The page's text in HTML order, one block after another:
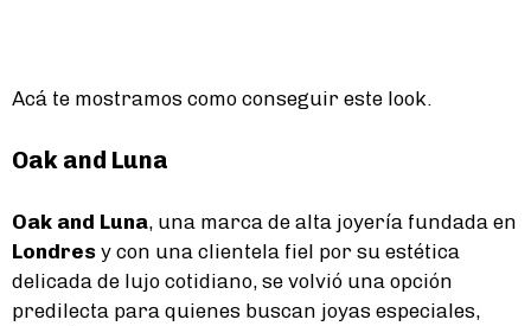
Acá te mostramos como conseguir este look.
Oak and Luna
Oak and Luna, una marca de alta joyería fundada en
Londres y con una clientela fiel por su estética
delicada de lujo cotidiano, se volvió una opción
predilecta para quienes buscan joyas especiales,